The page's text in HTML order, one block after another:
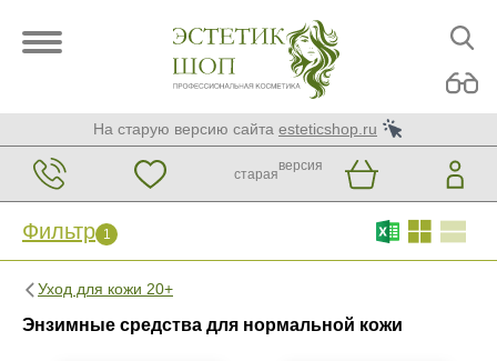
На старую версию сайта esteticshop.ru
старая
версия
Фильтр 1
Уход для кожи 20+
Энзимные средства для нормальной кожи
Фильтр 1 Сброс